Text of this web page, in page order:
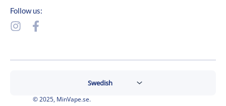
Follow us:
I
t
F
a
e
k
© 2025, MinVape.se.